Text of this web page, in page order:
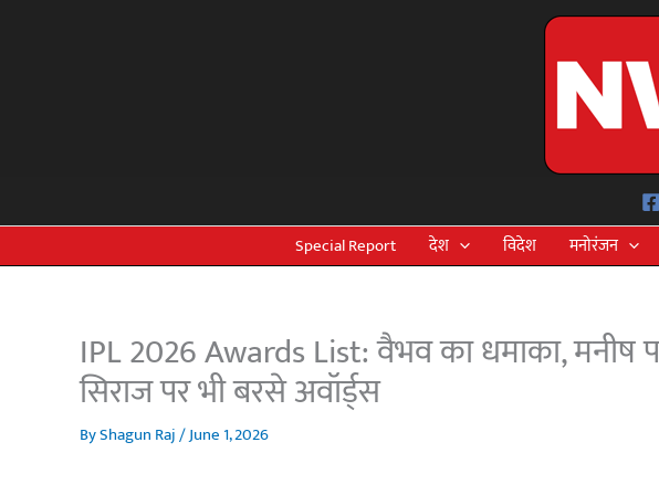
Special Report
देश विदेश मनोरंजन
IPL 2026 Awards List: वैभव का धमाका, मनीष
सिराज पर भी बरसे अवॉर्ड्स
ByShagun Raj/June 1, 2026